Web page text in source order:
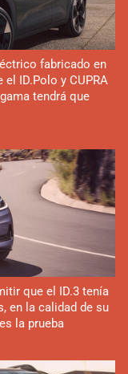
fabricado en
ID.Polo y CUPRA
tendrá que
que el ID.3 tenía
en la calidad de su
la prueba